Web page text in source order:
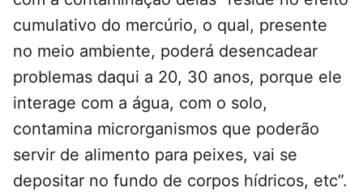
cumulativo do mercúrio, o qual, presente
no meio ambiente, poderá desencadear
problemas daqui a 20, 30 anos, porque ele
interage com a água, com o solo,
contamina microrganismos que poderão
servir de alimento para peixes, vai se
depositar no fundo de corpos hídricos, etc”.